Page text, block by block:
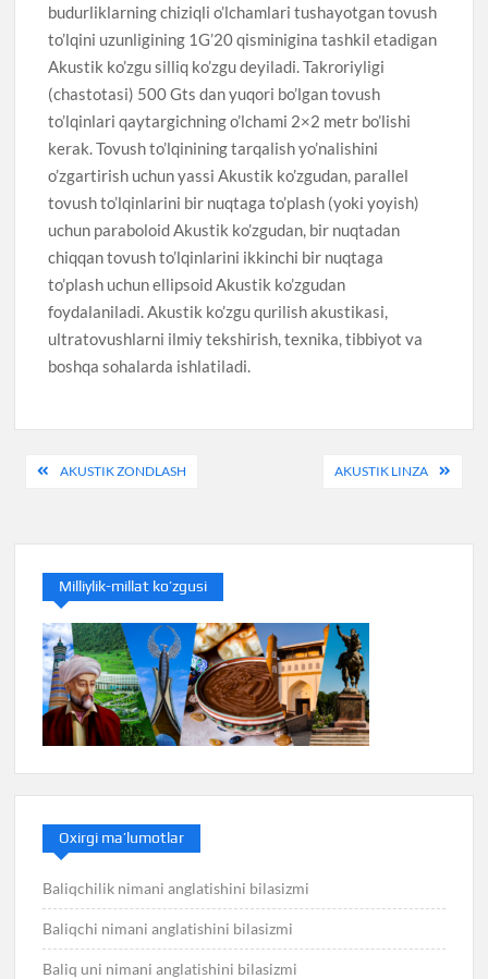
budurliklarning chiziqli o’lchamlari tushayotgan tovush
to’lqini uzunligining 1G’20 qisminigina tashkil etadigan
Akustik ko’zgu silliq ko’zgu deyiladi. Takroriyligi
(chastotasi) 500 Gts dan yuqori bo’lgan tovush
to’lqinlari qaytargichning o’lchami 2×2 metr bo’lishi
kerak. Tovush to’lqinining tarqalish yo’nalishini
o’zgartirish uchun yassi Akustik ko’zgudan, parallel
tovush to’lqinlarini bir nuqtaga to’plash (yoki yoyish)
uchun paraboloid Akustik ko’zgudan, bir nuqtadan
chiqqan tovush to’lqinlarini ikkinchi bir nuqtaga
to’plash uchun ellipsoid Akustik ko’zgudan
foydalaniladi. Akustik ko’zgu qurilish akustikasi,
ultratovushlarni ilmiy tekshirish, texnika, tibbiyot va
boshqa sohalarda ishlatiladi.
PostAKUSTIK ZONDLASH AKUSTIK LINZA
Milliylik-millat ko’zgusi
Oxirgi ma’lumotlar
Baliqchilik nimani anglatishini bilasizmi
Baliqchi nimani anglatishini bilasizmi
Baliq uni nimani anglatishini bilasizmi